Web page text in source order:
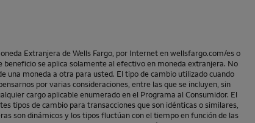
Extranjera deWells Fargo , por Internet en wellsfargo.com/es o
beneficio se aplica solamente al efectivo en moneda extranjera. No
una moneda a otra para usted. El tipo de cambio utilizado cuando
por varias consideraciones, entre las que se incluyen, sin
cargo aplicable enumerado en el Programa al Consumidor. El
tipos de cambio para transacciones que son idénticas o similares,
son dinámicos y los tipos fluctúan con el tiempo en función de las